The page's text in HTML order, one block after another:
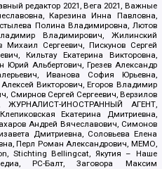
редактор 2021, Вега 2021, Важные
Карезина Инна Павловна,
Полина Владимировна, Лютов
Владимирович, Жилинский
Сергеевич, Пискунов Сергей
Кильтау Екатерина Викторовна,
Альбертович, Грезев Александр
Иванова София Юрьевна,
Викторович, Егоров Владимир
Смирнов Сергей Сергеевич, Верзилов
ИНОСТРАННЫЙ АГЕНТ,
Екатерина Дмитриевна,
Андрей Вячеславович, Симонов
Дмитриевна, Соловьева Елена
Перл Роман Александрович, МЕМО,
Stichting Bellingcat, Якутия – Наше
РС-Балт, Заговора Максим